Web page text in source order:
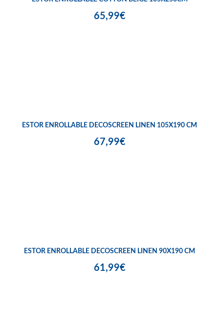
65,99€
ESTOR ENROLLABLE DECOSCREEN LINEN 105X190 CM
67,99€
ESTOR ENROLLABLE DECOSCREEN LINEN 90X190 CM
61,99€